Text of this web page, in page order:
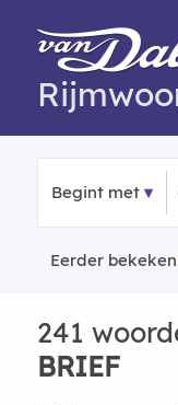
Begint met
Eerder bekeken
241
BRIEF